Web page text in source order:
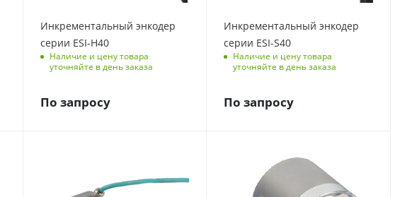
Инкрементальный энкодер
серии ESI-H40
Наличие и цену товара
уточняйте в день заказа
По запросу
Инкрементальный энкодер
серии ESI-S40
Наличие и цену товара
уточняйте в день заказа
По запросу